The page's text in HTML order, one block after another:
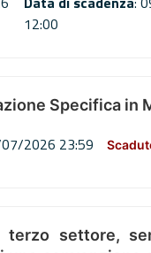
12:00
Specifica
2026 23:59
settore,